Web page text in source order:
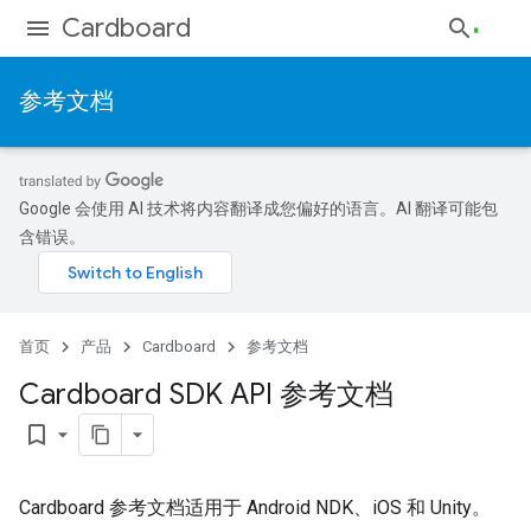
Cardboard
参考文档
Google 会使用 AI 技术将内容翻译成您偏好的语言。AI 翻译可能包
含错误。
首页 产品 Cardboard 参考文档
Cardboard SDK API 参考文档
bookmark_border
Cardboard 参考文档适用于 Android NDK、iOS 和 Unity。